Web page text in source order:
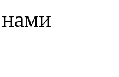
нами